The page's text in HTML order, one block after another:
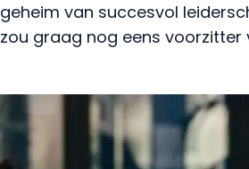
geheim van succesvol
zou graag nog eens voorzitter